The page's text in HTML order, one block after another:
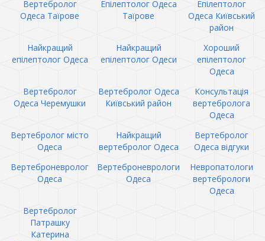
Вертебролог
Одеса Таїрове
Епілептолог Одеса
Таїрове
Епілептолог
Одеса Київський
район
Найкращий
епілептолог Одеса
Найкращий
епілептолог Одеси
Хороший
епілептолог
Одеса
Вертебролог
Одеса Черемушки
Вертебролог Одеса
Київський район
Консультація
вертебролога
Одеса
Вертебролог місто
Одеса
Найкращий
вертебролог Одеса
Вертебролог
Одеса відгуки
Вертеброневролог
Одеса
Вертеброневрологи
Одеса
Невропатологи
вертебрологи
Одеса
Вертебролог
Патрашку
Катерина